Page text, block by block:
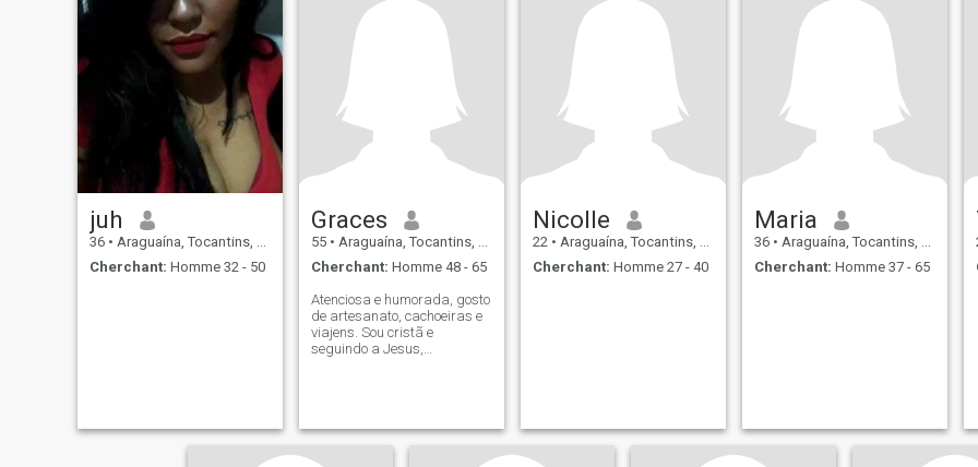
juh
36 • Araguaína, Tocantins, Brésil
Cherchant: Homme 32 - 50
Graces
55 • Araguaína, Tocantins, Brésil
Cherchant: Homme 48 - 65
Atenciosa e humorada, gosto
de artesanato, cachoeiras e
viajens. Sou cristã e
seguindo a Jesus,
Nicolle
22 • Araguaína, Tocantins, Brésil
Cherchant: Homme 27 - 40
Maria
36 • Araguaína, Tocantins, Brésil
Cherchant: Homme 37 - 65